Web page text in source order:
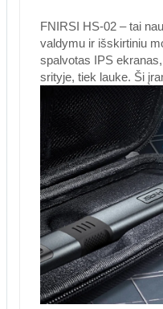
FNIRSI HS-02 – tai
valdymu ir išskirtiniu
spalvotas IPS
srityje, tiek lauke. Ši